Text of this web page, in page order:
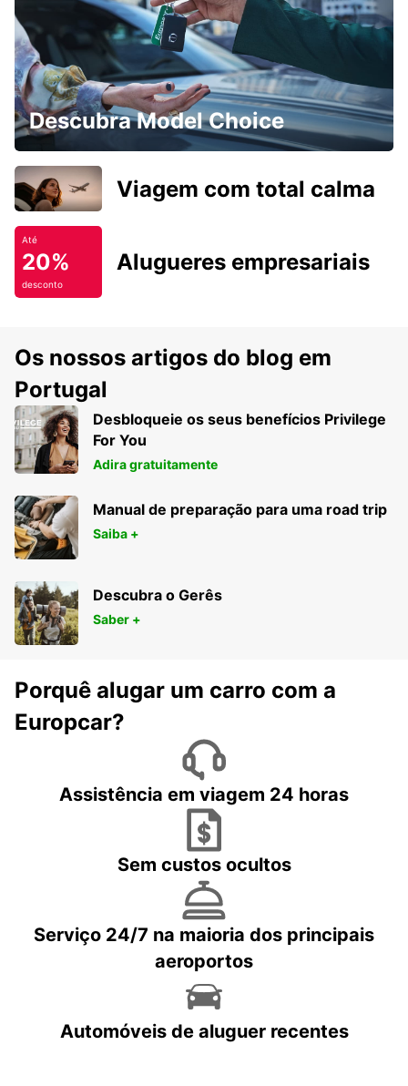
Descubra Model Choice
Viagem com total calma
Até
20%
desconto
Alugueres empresariais
Os nossos artigos do blog em
Portugal
Desbloqueie os seus benefícios Privilege
For You
Adira gratuitamente
Manual de preparação para uma road trip
Saiba +
Descubra o Gerês
Saber +
Porquê alugar um carro com a
Europcar?
Assistência em viagem 24 horas
Sem custos ocultos
Serviço 24/7 na maioria dos principais
aeroportos
Automóveis de aluguer recentes